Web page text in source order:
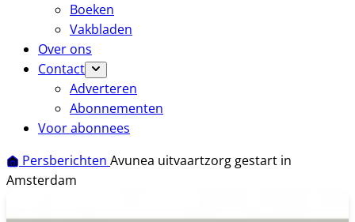
Boeken
Vakbladen
Over ons
Contact
Adverteren
Abonnementen
Voor abonnees
Persberichten Avunea uitvaartzorg gestart in
Amsterdam